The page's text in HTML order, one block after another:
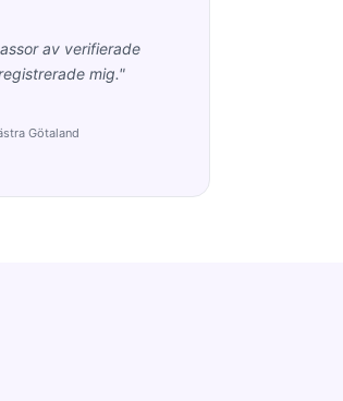
av verifierade
mig."
Götaland